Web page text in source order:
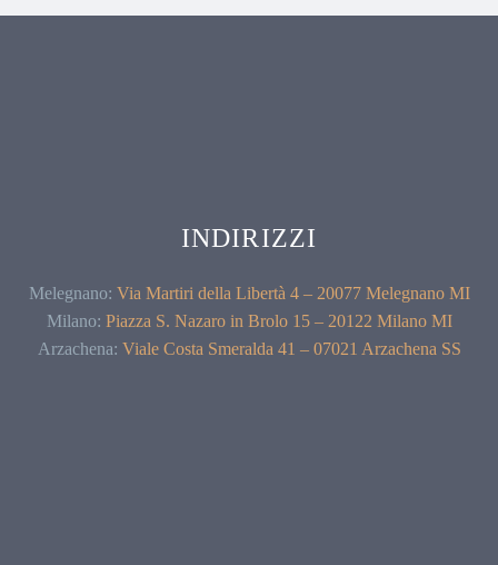
INDIRIZZI
Melegnano: Via Martiri della Libertà 4 – 20077 Melegnano MI
Milano: Piazza S. Nazaro in Brolo 15 – 20122 Milano MI
Arzachena: Viale Costa Smeralda 41 – 07021 Arzachena SS